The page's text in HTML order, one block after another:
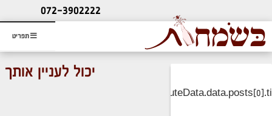
תפריט
ליעוץ חינם
והזמנת כרטיס שמחות
072-3902222
יכול לעניין אותך